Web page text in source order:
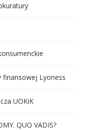
finansowej Lyoness
UOKiK
QUO VADIS?